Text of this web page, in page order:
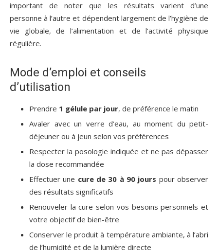
important de noter que les résultats varient d’une
personne à l’autre et dépendent largement de l’hygiène de
vie globale, de l’alimentation et de l’activité physique
régulière.
Mode d’emploi et conseils
d’utilisation
Prendre 1 gélule par jour, de préférence le matin
Avaler avec un verre d’eau, au moment du petit-
déjeuner ou à jeun selon vos préférences
Respecter la posologie indiquée et ne pas dépasser
la dose recommandée
Effectuer une cure de 30 à 90 jours pour observer
des résultats significatifs
Renouveler la cure selon vos besoins personnels et
votre objectif de bien-être
Conserver le produit à température ambiante, à l’abri
de l’humidité et de la lumière directe